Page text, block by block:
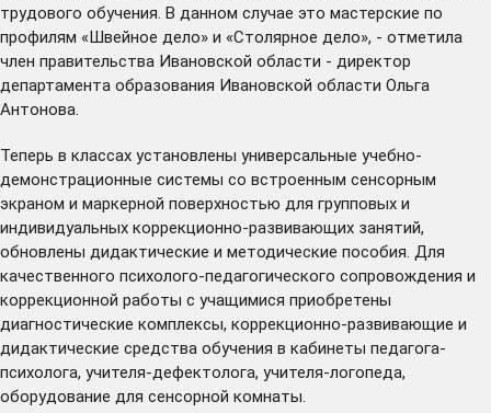
трудового обучения. В данном случае это мастерские по
профилям «Швейное дело» и «Столярное дело», - отметила
член правительства Ивановской области - директор
департамента образования Ивановской области Ольга
Антонова.
Теперь в классах установлены универсальные учебно-
демонстрационные системы со встроенным сенсорным
экраном и маркерной поверхностью для групповых и
индивидуальных коррекционно-развивающих занятий,
обновлены дидактические и методические пособия. Для
качественного психолого-педагогического сопровождения и
коррекционной работы с учащимися приобретены
диагностические комплексы, коррекционно-развивающие и
дидактические средства обучения в кабинеты педагога-
психолога, учителя-дефектолога, учителя-логопеда,
оборудование для сенсорной комнаты.